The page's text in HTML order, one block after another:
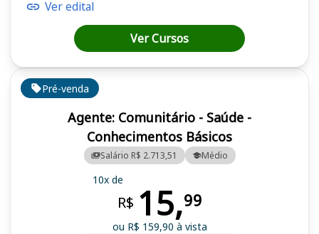
Pré-venda
Agente: Comunitário - Saúde -
Conhecimentos Básicos
Salário R$ 2.713,51 Médio
10x de
R$ 15,99
ou R$ 159,90 à vista
Ver edital
Ver Cursos